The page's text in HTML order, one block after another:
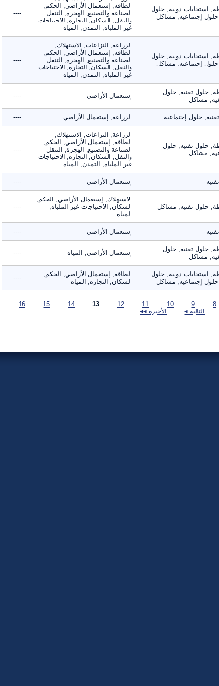
استجابات دولية, حلول
إجتماعيه, مشاكل
الطاقه, إستعمال الأراضي, الحكم,
الصناعة والتصنيع, الهجرة, التنقل
والنقل, السكان, التجاره, الاحتياجات
غير الملباه, التمدن, المياه
----
استجابات دولية, حلول
إجتماعيه, مشاكل
الزراعة, النزاعات, الاستهلاك,
الطاقه, إستعمال الأراضي, الحكم,
الصناعة والتصنيع, الهجرة, التنقل
والنقل, السكان, التجاره, الاحتياجات
غير الملباه, التمدن, المياه
----
حلول تقنيه, حلول
مشاكل
إستعمال الأراضي ----
حلول إجتماعيه الزراعة, إستعمال الأراضي ----
حلول تقنيه, حلول
مشاكل
الزراعة, النزاعات, الاستهلاك,
الطاقه, إستعمال الأراضي, الحكم,
الصناعة والتصنيع, الهجرة, التنقل
والنقل, السكان, التجاره, الاحتياجات
غير الملباه, التمدن, المياه
----
إستعمال الأراضي ----
حلول تقنيه, مشاكل
الاستهلاك, إستعمال الأراضي, الحكم,
السكان, الاحتياجات غير الملباه,
المياه
----
إستعمال الأراضي ----
حلول تقنيه, حلول
مشاكل
إستعمال الأراضي, المياه ----
استجابات دولية, حلول
إجتماعيه, مشاكل
الطاقه, إستعمال الأراضي, الحكم,
السكان, التجاره, المياه
----
التالية ◂
الأخيرة ◂◂